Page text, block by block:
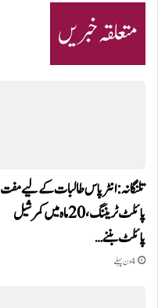
متعلقہ خبریں
تلنگانہ: انٹر پاس طالبات کے لیے مفت
پائلٹ ٹریننگ، 20 ماہ میں کمرشیل
پائلٹ بننے…
4 دن پہلے